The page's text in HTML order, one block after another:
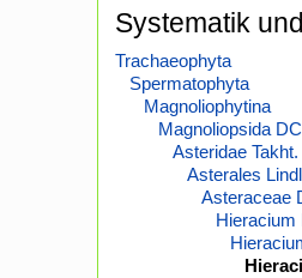
Systematik
Trachaeophyta
Spermatophyta
Magnoliophytina
Magnoliopsida
Asteridae Takht.
Asterales
Asteraceae
Hieracium